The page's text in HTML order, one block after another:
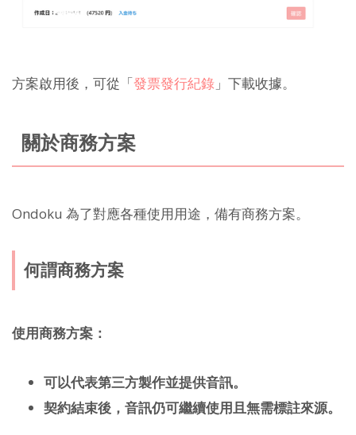
方案啟用後，可從「發票發行紀錄 」下載收據。
關於商務方案
Ondoku 為了對應各種使用用途，備有商務方案。
何謂商務方案
使用商務方案：
可以代表第三方製作並提供音訊。
契約結束後，音訊仍可繼續使用且無需標註來源。